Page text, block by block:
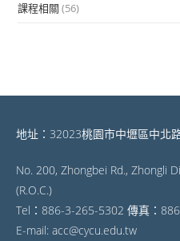
課程相關 (56)
地址：32023桃園市中壢區中北
No. 200, Zhongbei Rd., Zhongli
(R.O.C.)
Tel：886-3-265-5302 傳真：
E-mail: acc@cycu.edu.tw